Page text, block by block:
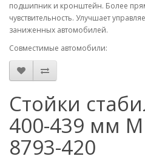
подшипник и кронштейн. Более
чувствительность. Улучшает
заниженных автомобилей.
Совместимые автомобили:
Стойки
400-439 мм
8793-420